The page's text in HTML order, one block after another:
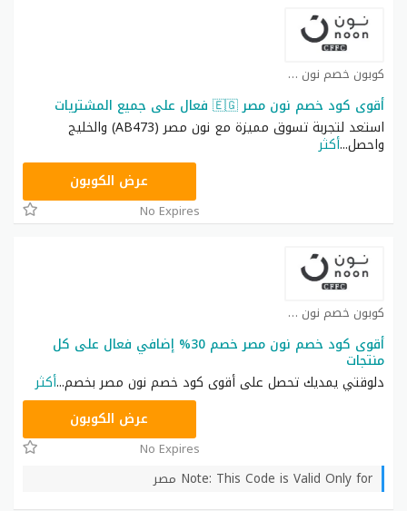
كوبون خصم نون كوبون
أقوى كود خصم نون مصر 🇪🇬 فعال على جميع المشتريات
استعد لتجربة تسوق مميزة مع نون مصر (AB473) والخليج
واحصل...أكثر
AB473عرض الكوبون
No Expires
كوبون خصم نون كوبون
أقوى كود خصم نون مصر خصم 30% إضافي فعال على كل
منتجات
دلوقتي يمديك تحصل على أقوى كود خصم نون مصر بخصم...أكثر
AB473عرض الكوبون
No Expires
Note: This Code is Valid Only for مصر